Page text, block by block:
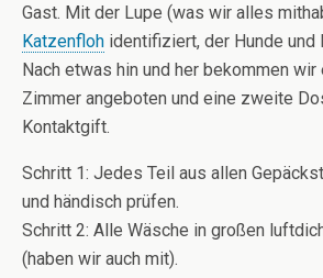
Gast. Mit der Lupe (was wir alles
Katzenfloh identifiziert, der Hunde und
Nach etwas hin und her bekommen wir
Zimmer angeboten und eine zweite
Kontaktgift.
Schritt 1: Jedes Teil aus allen
und händisch prüfen.
Schritt 2: Alle Wäsche in großen
(haben wir auch mit).